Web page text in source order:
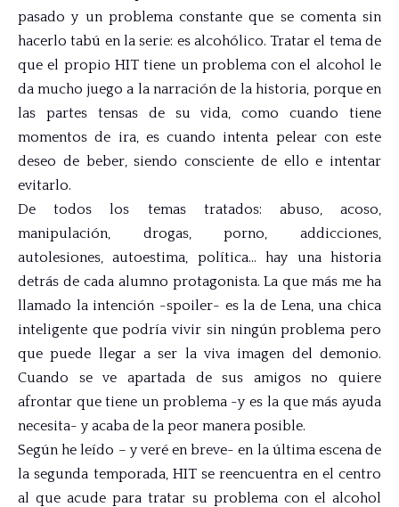
pasado y un problema constante que se comenta sin
hacerlo tabú en la serie: es alcohólico. Tratar el tema de
que el propio HIT tiene un problema con el alcohol le
da mucho juego a la narración de la historia, porque en
las partes tensas de su vida, como cuando tiene
momentos de ira, es cuando intenta pelear con este
deseo de beber, siendo consciente de ello e intentar
evitarlo.
De todos los temas tratados: abuso, acoso,
manipulación, drogas, porno, addicciones,
autolesiones, autoestima, política… hay una historia
detrás de cada alumno protagonista. La que más me ha
llamado la intención -spoiler- es la de Lena, una chica
inteligente que podría vivir sin ningún problema pero
que puede llegar a ser la viva imagen del demonio.
Cuando se ve apartada de sus amigos no quiere
afrontar que tiene un problema -y es la que más ayuda
necesita- y acaba de la peor manera posible.
Según he leído – y veré en breve- en la última escena de
la segunda temporada, HIT se reencuentra en el centro
al que acude para tratar su problema con el alcohol